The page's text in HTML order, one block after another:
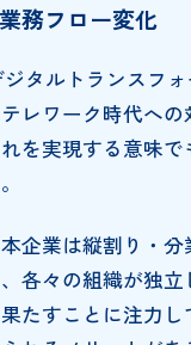
務フロー変化
ジタルトランスフ
レワーク時代への
を実現する意味で
企業は縦割り・
各々の組織が独立
たすことに注力し